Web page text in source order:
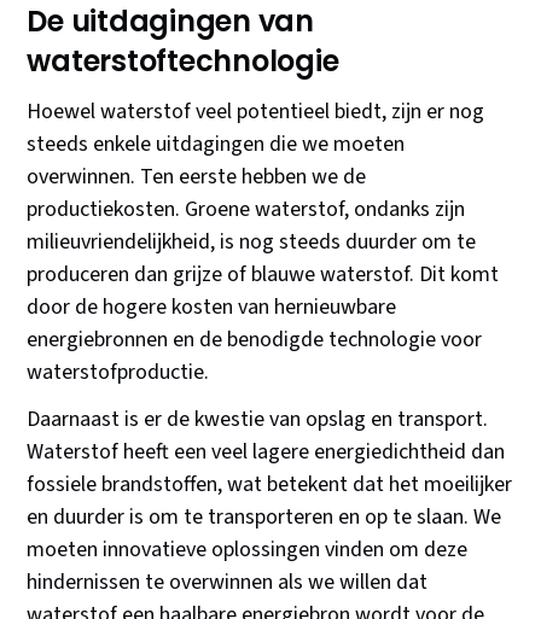
De uitdagingen van
waterstoftechnologie
Hoewel waterstof veel potentieel biedt, zijn er nog
steeds enkele uitdagingen die we moeten
overwinnen. Ten eerste hebben we de
productiekosten. Groene waterstof, ondanks zijn
milieuvriendelijkheid, is nog steeds duurder om te
produceren dan grijze of blauwe waterstof. Dit komt
door de hogere kosten van hernieuwbare
energiebronnen en de benodigde technologie voor
waterstofproductie.
Daarnaast is er de kwestie van opslag en transport.
Waterstof heeft een veel lagere energiedichtheid dan
fossiele brandstoffen, wat betekent dat het moeilijker
en duurder is om te transporteren en op te slaan. We
moeten innovatieve oplossingen vinden om deze
hindernissen te overwinnen als we willen dat